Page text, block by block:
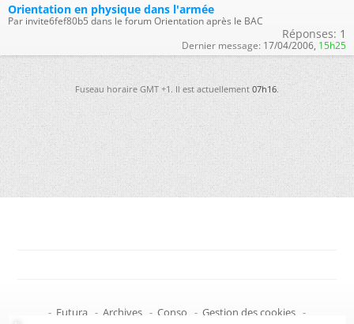
Orientation en physique dans l'armée
Par invite6fef80b5 dans le forum Orientation après le BAC
Réponses: 1
Dernier message: 17/04/2006, 15h25
Fuseau horaire GMT +1. Il est actuellement07h16.
- Futura - Archives - Conso - Gestion des cookies -